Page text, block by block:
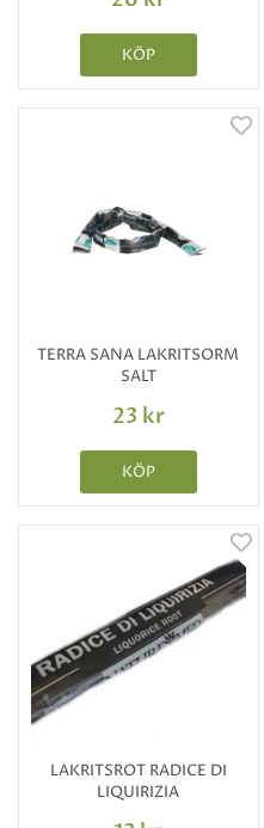
KÖP
TERRA SANA LAKRITSORM
SALT
23 kr
KÖP
LAKRITSROT RADICE DI
LIQUIRIZIA